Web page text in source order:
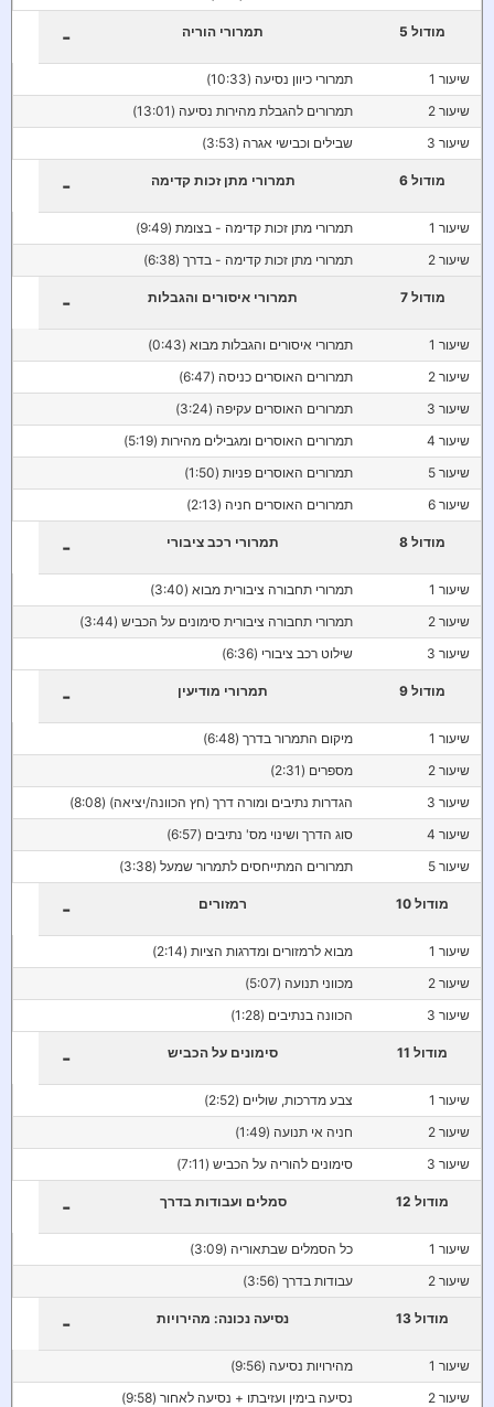
מודול 5 תמרורי הוריה -
שיעור 1
תמרורי כיוון נסיעה (10:33)
שיעור 2
תמרורים להגבלת מהירות נסיעה (13:01)
שיעור 3
שבילים וכבישי אגרה (3:53)
מודול 6 תמרורי מתן זכות קדימה -
שיעור 1
תמרורי מתן זכות קדימה - בצומת (9:49)
שיעור 2
תמרורי מתן זכות קדימה - בדרך (6:38)
מודול 7 תמרורי איסורים והגבלות -
שיעור 1
תמרורי איסורים והגבלות מבוא (0:43)
שיעור 2
תמרורים האוסרים כניסה (6:47)
שיעור 3
תמרורים האוסרים עקיפה (3:24)
שיעור 4
תמרורים האוסרים ומגבילים מהירות (5:19)
שיעור 5
תמרורים האוסרים פניות (1:50)
שיעור 6
תמרורים האוסרים חניה (2:13)
מודול 8 תמרורי רכב ציבורי -
שיעור 1
תמרורי תחבורה ציבורית מבוא (3:40)
שיעור 2
תמרורי תחבורה ציבורית סימונים על הכביש (3:44)
שיעור 3
שילוט רכב ציבורי (6:36)
מודול 9 תמרורי מודיעין -
שיעור 1
מיקום התמרור בדרך (6:48)
שיעור 2
מספרים (2:31)
שיעור 3
הגדרות נתיבים ומורה דרך (חץ הכוונה/יציאה) (8:08)
שיעור 4
סוג הדרך ושינוי מס' נתיבים (6:57)
שיעור 5
תמרורים המתייחסים לתמרור שמעל (3:38)
מודול 10 רמזורים -
שיעור 1
מבוא לרמזורים ומדרגות הציות (2:14)
שיעור 2
מכווני תנועה (5:07)
שיעור 3
הכוונה בנתיבים (1:28)
מודול 11 סימונים על הכביש -
שיעור 1
צבע מדרכות, שוליים (2:52)
שיעור 2
חניה אי תנועה (1:49)
שיעור 3
סימונים להוריה על הכביש (7:11)
מודול 12 סמלים ועבודות בדרך -
שיעור 1
כל הסמלים שבתאוריה (3:09)
שיעור 2
עבודות בדרך (3:56)
מודול 13 נסיעה נכונה: מהירויות -
שיעור 1
מהירויות נסיעה (9:56)
שיעור 2
נסיעה בימין ועזיבתו + נסיעה לאחור (9:58)